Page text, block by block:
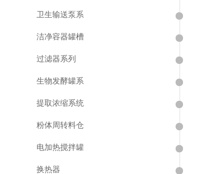
卫生输送泵系
洁净容器罐槽
过滤器系列
生物发酵罐系
提取浓缩系统
粉体周转料仓
电加热搅拌罐
换热器